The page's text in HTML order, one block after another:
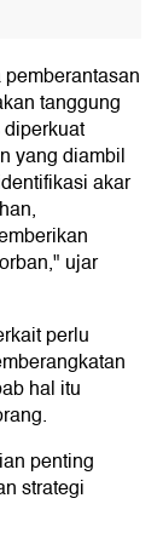
tanggung
yang diambil
akar
ujar
perlu
hal itu
penting
strategi